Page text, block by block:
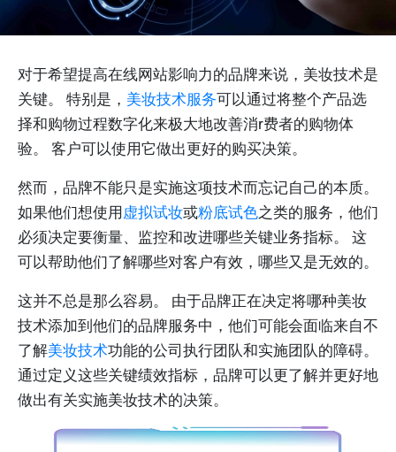
对于希望提高在线网站影响力的品牌来说，美妆技术是
关键。 特别是， 美妆技术服务可以通过将整个产品选
择和购物过程数字化来极大地改善消r费者的购物体
验。 客户可以使用它做出更好的购买决策。
然而，品牌不能只是实施这项技术而忘记自己的本质。
如果他们想使用 虚拟试妆或粉底试色之类的服务，他们
必须决定要衡量、监控和改进哪些关键业务指标。 这
可以帮助他们了解哪些对客户有效，哪些又是无效的。
这并不总是那么容易。 由于品牌正在决定将哪种美妆
技术添加到他们的品牌服务中，他们可能会面临来自不
了解美妆技术功能的公司执行团队和实施团队的障碍。
通过定义这些关键绩效指标，品牌可以更了解并更好地
做出有关实施美妆技术的决策。